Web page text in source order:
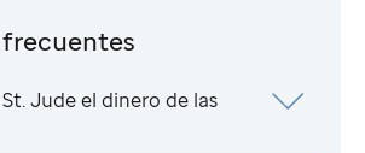
St. Judeel dinero de las